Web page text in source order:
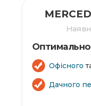
Офісного
Дачного